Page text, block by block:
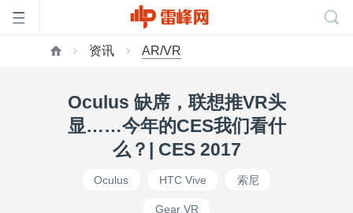
资讯 AR/VR
Oculus 缺席，联想推VR头
显……今年的CES我们看什
么？| CES 2017
Oculus HTC Vive 索尼
Gear VR